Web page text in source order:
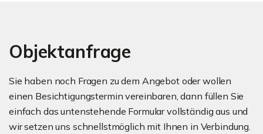
Objektanfrage
Sie haben noch Fragen zu dem Angebot oder wollen
einen Besichtigungstermin vereinbaren, dann füllen Sie
einfach das untenstehende Formular vollständig aus und
wir setzen uns schnellstmöglich mit Ihnen in Verbindung.